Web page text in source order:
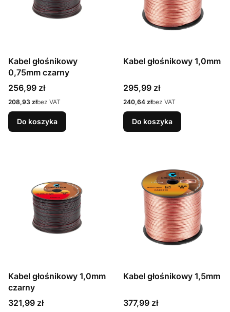
Kabel głośnikowy
0,75mm czarny
Cena
256,99 zł
Cena
208,93 złbez VAT
Do koszyka
Kabel głośnikowy 1,0mm
Cena
295,99 zł
Cena
240,64 złbez VAT
Do koszyka
Kabel głośnikowy 1,0mm
czarny
Cena
321,99 zł
Kabel głośnikowy 1,5mm
Cena
377,99 zł